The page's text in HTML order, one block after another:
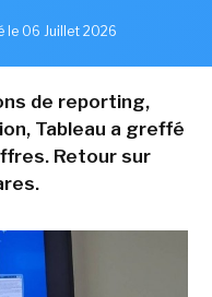
le 06 Juillet 2026
de reporting,
Tableau a greffé
Retour sur